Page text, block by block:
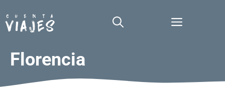
al
contenido
Menú
Florencia